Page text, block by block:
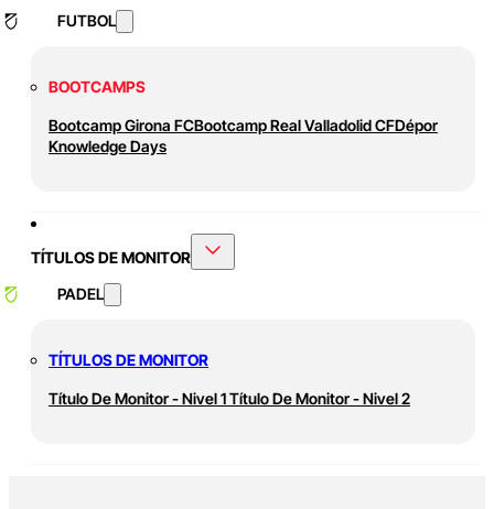
FUTBOL
BOOTCAMPS
Bootcamp Girona FCBootcamp Real Valladolid CFDépor
Knowledge Days
TÍTULOS DE MONITOR
PADEL
TÍTULOS DE MONITOR
Título De Monitor - Nivel 1Título De Monitor - Nivel 2